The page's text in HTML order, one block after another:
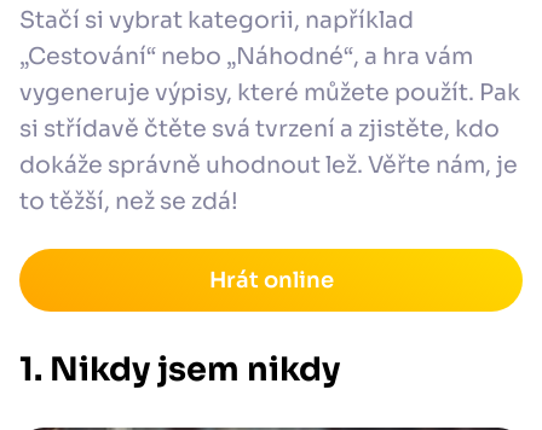
Stačí si vybrat kategorii, například
„Cestování“ nebo „Náhodné“, a hra vám
vygeneruje výpisy, které můžete použít. Pak
si střídavě čtěte svá tvrzení a zjistěte, kdo
dokáže správně uhodnout lež. Věřte nám, je
to těžší, než se zdá!
Hrát online
1. Nikdy jsem nikdy